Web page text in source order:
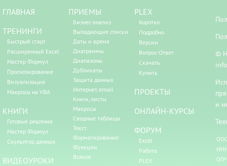
ГЛАВНАЯ
ТРЕНИНГИ
Быстрый старт
Расширенный Excel
Мастер Формул
Прогнозирование
Визуализация
Макросы на VBA
КНИГИ
Готовые решения
Мастер Формул
Скульптор данных
ВИДЕОУРОКИ
ПРИЕМЫ
Бизнес-анализ
Выпадающие списки
Даты и время
Диаграммы
Диапазоны
Дубликаты
Защита данных
Интернет, email
Книги, листы
Макросы
Сводные таблицы
Текст
Форматирование
Функции
Всякое
PLEX
Коротко
Подробно
Версии
Вопрос-Ответ
Скачать
Купить
ПРОЕКТЫ
ОНЛАЙН-КУРСЫ
ФОРУМ
Excel
Работа
PLEX
©
и